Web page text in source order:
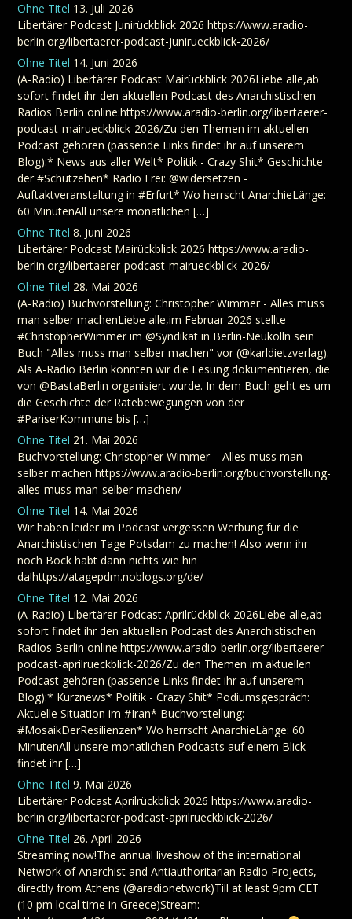
Ohne Titel 13. Juli 2026
Libertärer Podcast Junirückblick 2026 https://www.aradio-
berlin.org/libertaerer-podcast-junirueckblick-2026/
Ohne Titel 14. Juni 2026
(A-Radio) Libertärer Podcast Mairückblick 2026Liebe alle,ab
sofort findet ihr den aktuellen Podcast des Anarchistischen
Radios Berlin online:https://www.aradio-berlin.org/libertaerer-
podcast-mairueckblick-2026/Zu den Themen im aktuellen
Podcast gehören (passende Links findet ihr auf unserem
Blog):* News aus aller Welt* Politik - Crazy Shit* Geschichte
der #Schutzehen* Radio Frei: @widersetzen -
Auftaktveranstaltung in #Erfurt* Wo herrscht AnarchieLänge:
60 MinutenAll unsere monatlichen […]
Ohne Titel 8. Juni 2026
Libertärer Podcast Mairückblick 2026 https://www.aradio-
berlin.org/libertaerer-podcast-mairueckblick-2026/
Ohne Titel 28. Mai 2026
(A-Radio) Buchvorstellung: Christopher Wimmer - Alles muss
man selber machenLiebe alle,im Februar 2026 stellte
#ChristopherWimmer im @Syndikat in Berlin-Neukölln sein
Buch "Alles muss man selber machen" vor (@karldietzverlag).
Als A-Radio Berlin konnten wir die Lesung dokumentieren, die
von @BastaBerlin organisiert wurde. In dem Buch geht es um
die Geschichte der Rätebewegungen von der
#PariserKommune bis […]
Ohne Titel 21. Mai 2026
Buchvorstellung: Christopher Wimmer – Alles muss man
selber machen https://www.aradio-berlin.org/buchvorstellung-
alles-muss-man-selber-machen/
Ohne Titel 14. Mai 2026
Wir haben leider im Podcast vergessen Werbung für die
Anarchistischen Tage Potsdam zu machen! Also wenn ihr
noch Bock habt dann nichts wie hin
da!https://atagepdm.noblogs.org/de/
Ohne Titel 12. Mai 2026
(A-Radio) Libertärer Podcast Aprilrückblick 2026Liebe alle,ab
sofort findet ihr den aktuellen Podcast des Anarchistischen
Radios Berlin online:https://www.aradio-berlin.org/libertaerer-
podcast-aprilrueckblick-2026/Zu den Themen im aktuellen
Podcast gehören (passende Links findet ihr auf unserem
Blog):* Kurznews* Politik - Crazy Shit* Podiumsgespräch:
Aktuelle Situation im #Iran* Buchvorstellung:
#MosaikDerResilienzen* Wo herrscht AnarchieLänge: 60
MinutenAll unsere monatlichen Podcasts auf einem Blick
findet ihr […]
Ohne Titel 9. Mai 2026
Libertärer Podcast Aprilrückblick 2026 https://www.aradio-
berlin.org/libertaerer-podcast-aprilrueckblick-2026/
Ohne Titel 26. April 2026
Streaming now!The annual liveshow of the international
Network of Anarchist and Antiauthoritarian Radio Projects,
directly from Athens (@aradionetwork)Till at least 9pm CET
(10 pm local time in Greece)Stream: